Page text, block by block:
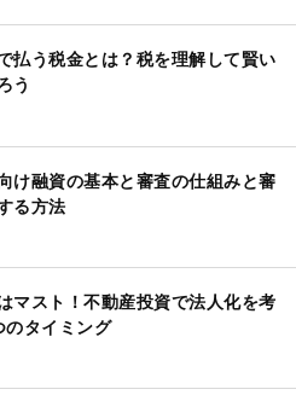
払う税金とは？税を理解して賢い
う
け融資の基本と審査の仕組みと審
る方法
マスト！不動産投資で法人化を考
のタイミング